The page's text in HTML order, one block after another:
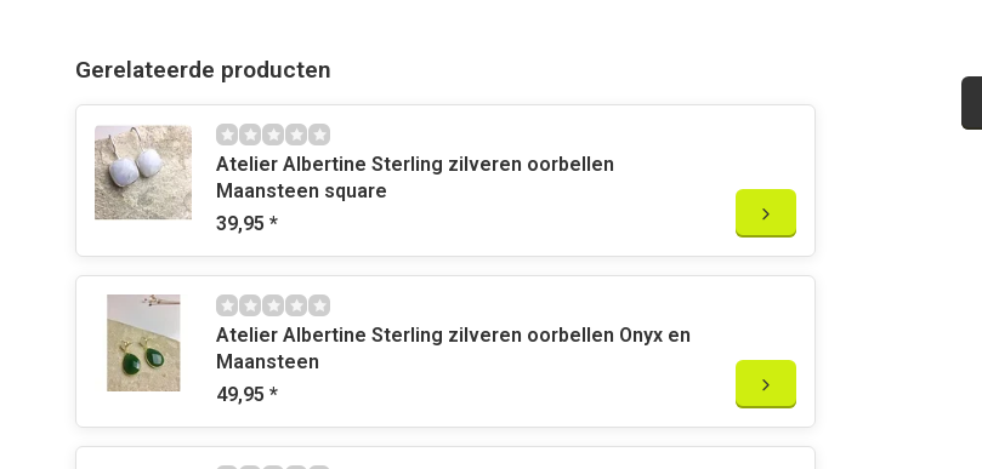
Afmetingen
De oorbellen zijn inclusief oorring ongeveer 5,5 cm. lang.
Onderhoud van je gouden oorbellen
Om zo lang mogelijk plezier te hebben van je oorbellen adviseren wij je om deze
te gebruiken onder de douche of ermee te zwemmen en er ook niet mee te sporten.
van transpiratie- of ander
vocht. Om diezelfde reden is het ook verstandig ze op te bergen in een afgesloten
Gerelateerde producten
Atelier Albertine Sterling zilveren oorbellen
Maansteen square
39,95 *
Atelier Albertine Sterling zilveren oorbellen Onyx en
Maansteen
49,95 *